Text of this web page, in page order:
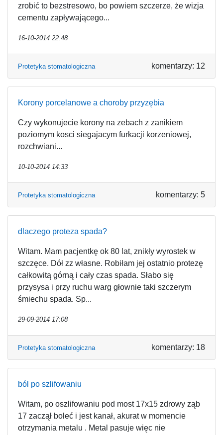
zrobić to bezstresowo, bo powiem szczerze, że wizja
cementu zapływającego...
16-10-2014 22:48
Protetyka stomatologiczna komentarzy: 12
Korony porcelanowe a choroby przyzębia
Czy wykonujecie korony na zebach z zanikiem
poziomym kosci siegajacym furkacji korzeniowej,
rozchwiani...
10-10-2014 14:33
Protetyka stomatologiczna komentarzy: 5
dlaczego proteza spada?
Witam. Mam pacjentkę ok 80 lat, znikły wyrostek w
szczęce. Dół zz własne. Robiłam jej ostatnio protezę
całkowitą górną i cały czas spada. Słabo się
przysysa i przy ruchu warg głownie taki szczerym
śmiechu spada. Sp...
29-09-2014 17:08
Protetyka stomatologiczna komentarzy: 18
ból po szlifowaniu
Witam, po oszlifowaniu pod most 17x15 zdrowy ząb
17 zaczął boleć i jest kanał, akurat w momencie
otrzymania metalu . Metal pasuje więc nie